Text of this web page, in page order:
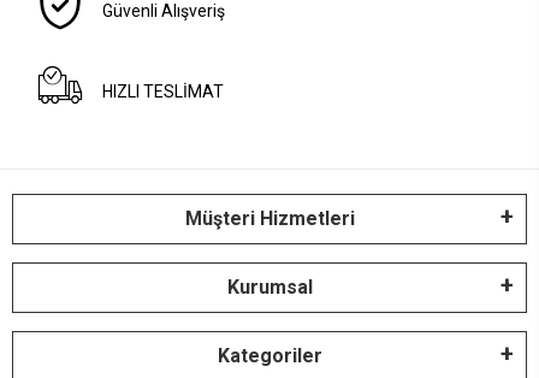
Güvenli Alışveriş
HIZLI TESLİMAT
Müşteri Hizmetleri
Kurumsal
Kategoriler